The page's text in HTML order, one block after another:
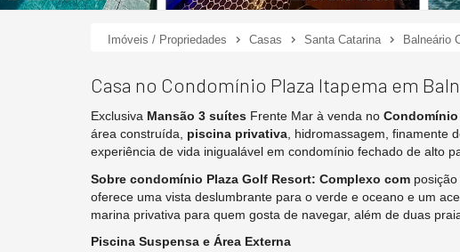
Imóveis / Propriedades Casas Santa Catarina Balneário
Casa no Condomínio Plaza Itapema em
Exclusiva Mansão 3 suítes Frente Mar à venda no Condomínio
área construída, piscina privativa, hidromassagem, finamente
experiência de vida inigualável em condomínio fechado de alto
Sobre condomínio Plaza Golf Resort: Complexo com
oferece uma vista deslumbrante para o verde e oceano e um
marina privativa para quem gosta de navegar, além de duas
Piscina Suspensa e Área Externa